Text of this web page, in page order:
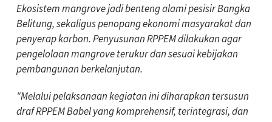
Ekosistem mangrove jadi benteng alami pesisir Bangka
Belitung, sekaligus penopang ekonomi masyarakat dan
penyerap karbon. Penyusunan RPPEM dilakukan agar
pengelolaan mangrove terukur dan sesuai kebijakan
pembangunan berkelanjutan.
"Melalui pelaksanaan kegiatan ini diharapkan tersusun
draf RPPEM Babel yang komprehensif, terintegrasi, dan